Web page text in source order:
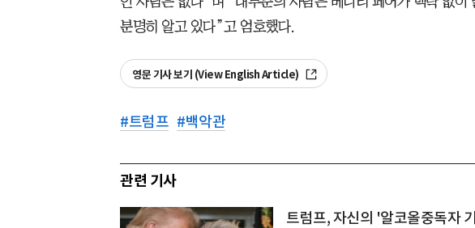
분명히 알고 있다”고 엄호했다.
영문 기사 보기 (View English Article)
#트럼프 #백악관
관련 기사
트럼프, 자신의 '알코올중독자